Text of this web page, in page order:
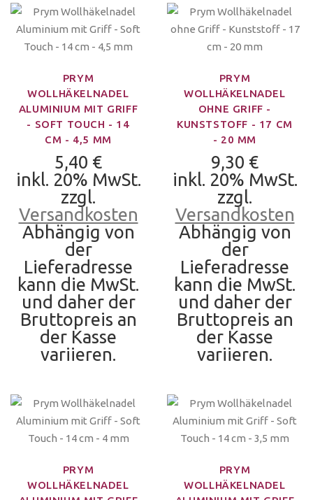
PRYM
WOLLHÄKELNADEL
ALUMINIUM MIT GRIFF
- SOFT TOUCH - 14
CM - 4,5 MM
5,40 €
inkl. 20% MwSt.
zzgl.
Versandkosten
Abhängig von
der
Lieferadresse
kann die MwSt.
und daher der
Bruttopreis an
der Kasse
variieren.
PRYM
WOLLHÄKELNADEL
OHNE GRIFF -
KUNSTSTOFF - 17 CM
- 20 MM
9,30 €
inkl. 20% MwSt.
zzgl.
Versandkosten
Abhängig von
der
Lieferadresse
kann die MwSt.
und daher der
Bruttopreis an
der Kasse
variieren.
PRYM
WOLLHÄKELNADEL
PRYM
WOLLHÄKELNADEL